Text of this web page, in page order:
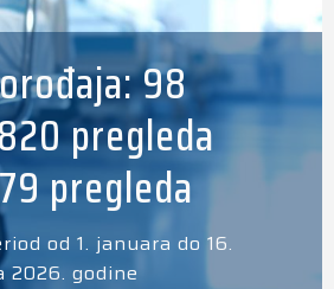
98
pregleda
pregleda
od 1. januara do 16.
2026. godine